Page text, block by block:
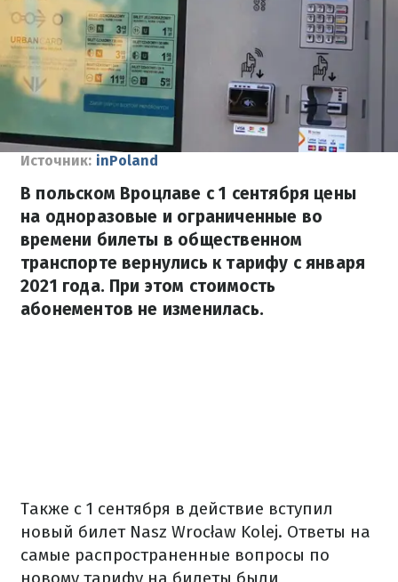
Источник: inPoland
В польском Вроцлаве с 1 сентября цены
на одноразовые и ограниченные во
времени билеты в общественном
транспорте вернулись к тарифу с января
2021 года. При этом стоимость
абонементов не изменилась.
Также с 1 сентября в действие вступил
новый билет Nasz Wrocław Kolej. Ответы на
самые распространенные вопросы по